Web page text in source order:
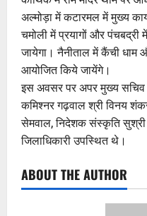
अल्मोड़ा में कटारमल में मुख्य
चमोली में प्रयागों और पंचबद्री
जायेगा। नैनीताल में कैंची धाम
आयोजित किये जायेंगे।
इस अवसर पर अपर मुख्य सचिव
कमिश्नर गढ़वाल श्री विनय
सेमवाल, निदेशक संस्कृति सुश्री
जिलाधिकारी उपस्थित थे।
ABOUT THE AUTHOR